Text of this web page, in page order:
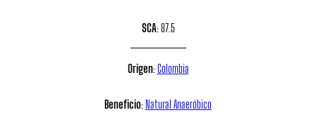
SCA: 87.5
Origen:Colombia
Beneficio:Natural Anaeróbico